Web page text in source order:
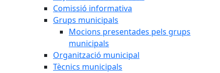
Comissió informativa
Grups municipals
Mocions presentades pels grups
municipals
Organització municipal
Tècnics municipals